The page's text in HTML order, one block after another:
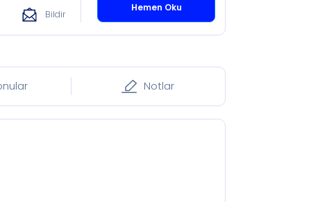
Bildir
Hemen Oku
Notlar